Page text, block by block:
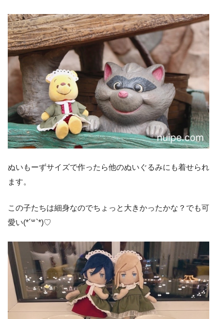
ぬいもーずサイズで作ったら他のぬいぐるみにも着せられ
ます。
この子たちは細身なのでちょっと大きかったかな？でも可
愛い(*´꒳`*)♡